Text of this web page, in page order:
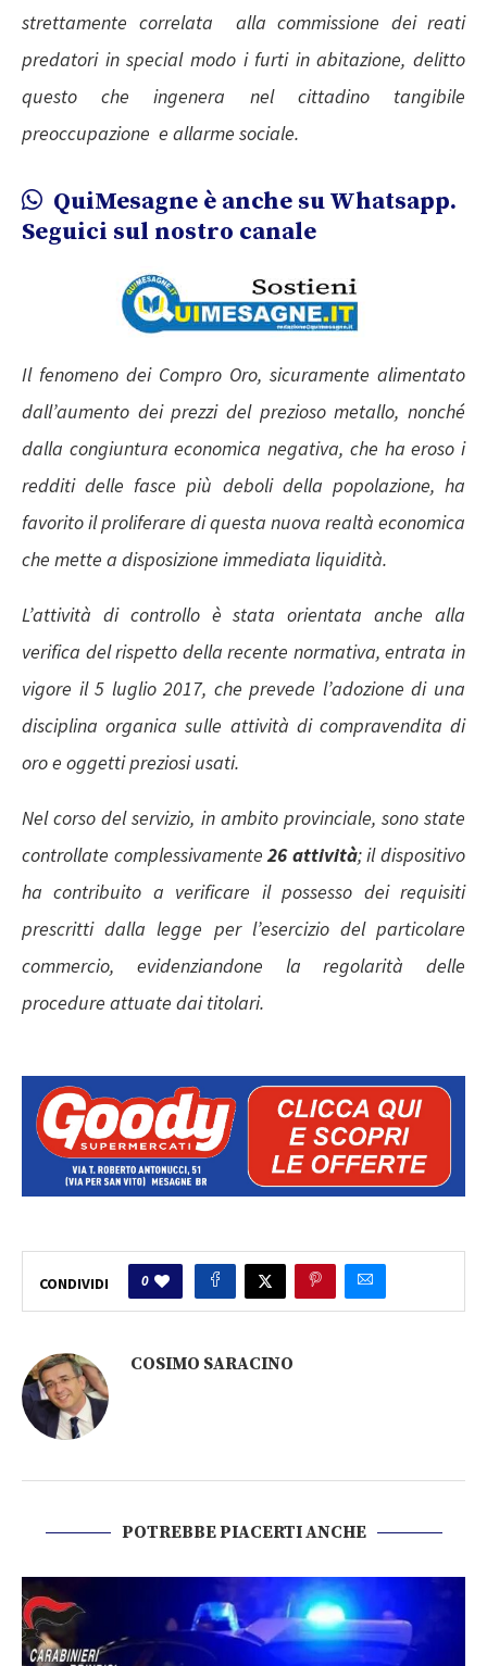
strettamente correlata alla commissione dei reati
predatori in special modo i furti in abitazione, delitto
questo che ingenera nel cittadino tangibile
preoccupazione e allarme sociale.
QuiMesagne è anche su Whatsapp.
Seguici sul nostro canale
Il fenomeno dei Compro Oro, sicuramente alimentato
dall’aumento dei prezzi del prezioso metallo, nonché
dalla congiuntura economica negativa, che ha eroso i
redditi delle fasce più deboli della popolazione, ha
favorito il proliferare di questa nuova realtà economica
che mette a disposizione immediata liquidità.
L’attività di controllo è stata orientata anche alla
verifica del rispetto della recente normativa, entrata in
vigore il 5 luglio 2017, che prevede l’adozione di una
disciplina organica sulle attività di compravendita di
oro e oggetti preziosi usati.
Nel corso del servizio, in ambito provinciale, sono state
controllate complessivamente26 attività; ildispositivo
ha contribuito a verificare il possesso dei requisiti
prescritti dalla legge per l’esercizio del particolare
commercio, evidenziandone la regolarità delle
procedure attuate dai titolari.
CONDIVIDI 0
COSIMO SARACINO
POTREBBE PIACERTI ANCHE